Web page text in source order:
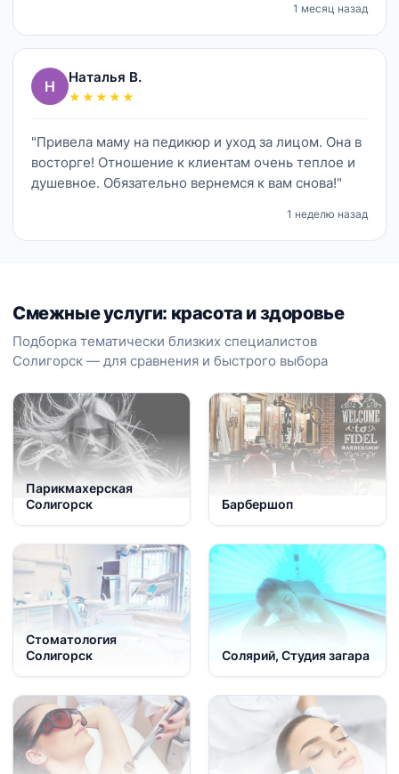
1 месяц назад
Н Наталья В.
★★★★★
"Привела маму на педикюр и уход за лицом. Она в
восторге! Отношение к клиентам очень теплое и
душевное. Обязательно вернемся к вам снова!"
1 неделю назад
Смежные услуги: красота и здоровье
Подборка тематически близких специалистов
Солигорск — для сравнения и быстрого выбора
Парикмахерская
Солигорск
Барбершоп
Стоматология
Солигорск
Солярий, Студия загара